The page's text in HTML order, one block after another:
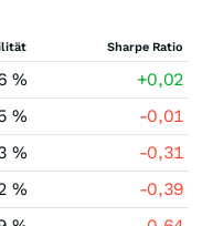
Sharpe Ratio
%
+0,02
%
-0,01
%
-0,31
%
-0,39